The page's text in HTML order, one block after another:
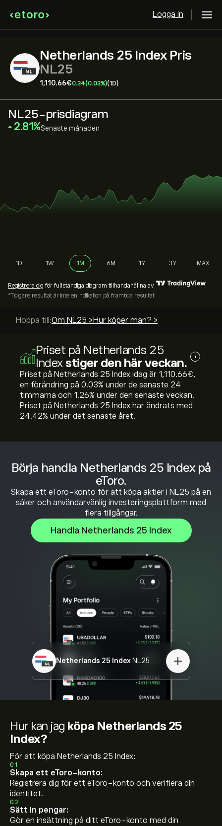
Logga in
Netherlands 25 Index Pris
NL25
1,110.66‎€‎0.34(0.03%)(1D)
Börja handla Netherlands 25 Index på
eToro.
Skapa ett eToro-konto för att köpa aktier i NL25 på en
säker och användarvänlig investeringsplattform med
flera tillgångar.
Handla Netherlands 25 Index
Netherlands 25 Index NL25
NL25-prisdiagram
‎2.81‎ Senaste månaden
1D 1W 1M 6M 1Y 3Y MAX
Registrera dig för fullständiga diagram tillhandahållna av
*Tidigare resultat är inte en indikation på framtida resultat
Hoppa till:Om NL25 > Hur köper man? >
Priset på Netherlands 25
Indexstiger den här veckan. i
Priset på Netherlands 25 Index idag är 1,110.66‎€‎,
en förändring på ‎0.03‎% under de senaste 24
timmarna och ‎1.26‎% under den senaste veckan.
Priset på Netherlands 25 Index har ändrats med
‎24.42‎% under det senaste året.
Hur kan jag köpa Netherlands 25
Index?
För att köpa Netherlands 25 Index:
01
Skapa ett eToro-konto:
Registrera dig för ett eToro-konto och verifiera din
identitet.
02
Sätt in pengar:
Gör en insättning på ditt eToro-konto med din